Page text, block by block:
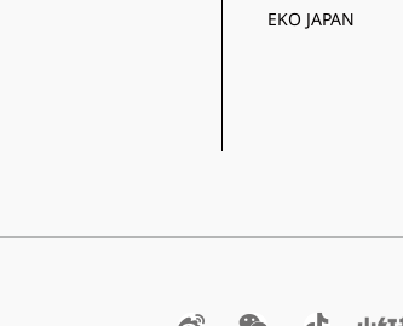
EKO JAPAN